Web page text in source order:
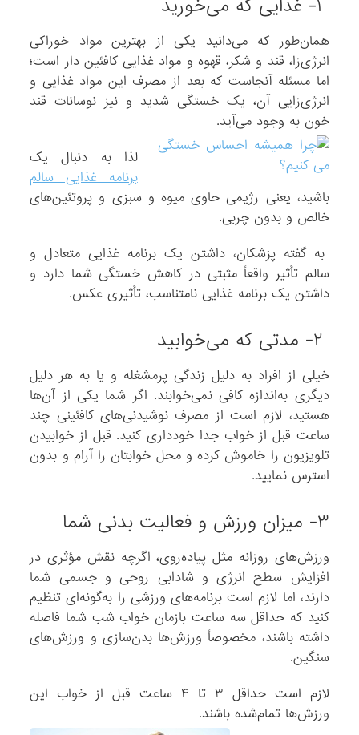
همان‌طور که می‌دانید یکی از بهترین مواد خوراکی
انرژی‌زا، قند و شکر، قهوه و مواد غذایی کافئین دار است؛
اما مسئله آنجاست که بعد از مصرف این مواد غذایی و
انرژی‌زایی آن، یک خستگی شدید و نیز نوسانات قند
خون به وجود می‌آید.
لذا به دنبال یک
برنامه غذایی سالم
باشید، یعنی رژیمی حاوی میوه و سبزی و پروتئین‌های
خالص و بدون چربی.
به گفته پزشکان، داشتن یک برنامه غذایی متعادل و
سالم تأثیر واقعاً مثبتی در کاهش خستگی شما دارد و
داشتن یک برنامه غذایی نامتناسب، تأثیری عکس.
خیلی از افراد به دلیل زندگی پرمشغله و یا به هر دلیل
دیگری به‌اندازه کافی نمی‌خوابند. اگر شما یکی از آن‌ها
هستید، لازم است از مصرف نوشیدنی‌های کافئینی چند
ساعت قبل از خواب جدا خودداری کنید. قبل از خوابیدن
تلویزیون را خاموش کرده و محل خوابتان را آرام و بدون
استرس نمایید.
۳- میزان ورزش و فعالیت بدنی شما
ورزش‌های روزانه مثل پیاده‌روی، اگرچه نقش مؤثری در
افزایش سطح انرژی و شادابی روحی و جسمی شما
دارند، اما لازم است برنامه‌های ورزشی را به‌گونه‌ای تنظیم
کنید که حداقل سه ساعت بازمان خواب شب شما فاصله
داشته باشند، مخصوصاً ورزش‌ها بدن‌سازی و ورزش‌های
سنگین.
لازم است حداقل ۳ تا ۴ ساعت قبل از خواب این
ورزش‌ها تمام‌شده باشند.